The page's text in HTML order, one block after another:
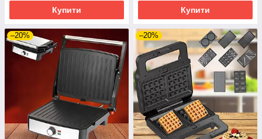
Купити Купити
–20% –20%